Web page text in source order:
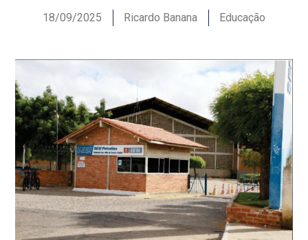
18/09/2025 Ricardo Banana Educação